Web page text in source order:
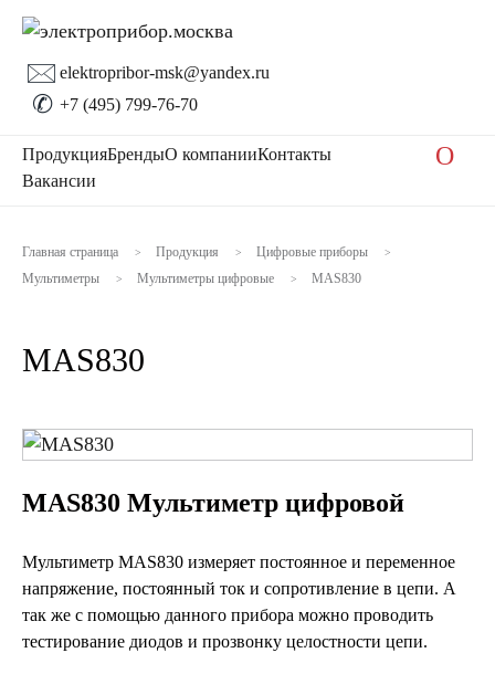
🖂 elektropribor-msk@yandex.ru
✆ +7 (495) 799-76-70
ПродукцияБрендыО компанииКонтакты
Вакансии
O
Главная страница > Продукция > Цифровые приборы >
Мультиметры > Мультиметры цифровые > MAS830
MAS830
MAS830 Мультиметр цифровой
Мультиметр MAS830 измеряет постоянное и переменное
напряжение, постоянный ток и сопротивление в цепи. А
так же с помощью данного прибора можно проводить
тестирование диодов и прозвонку целостности цепи.